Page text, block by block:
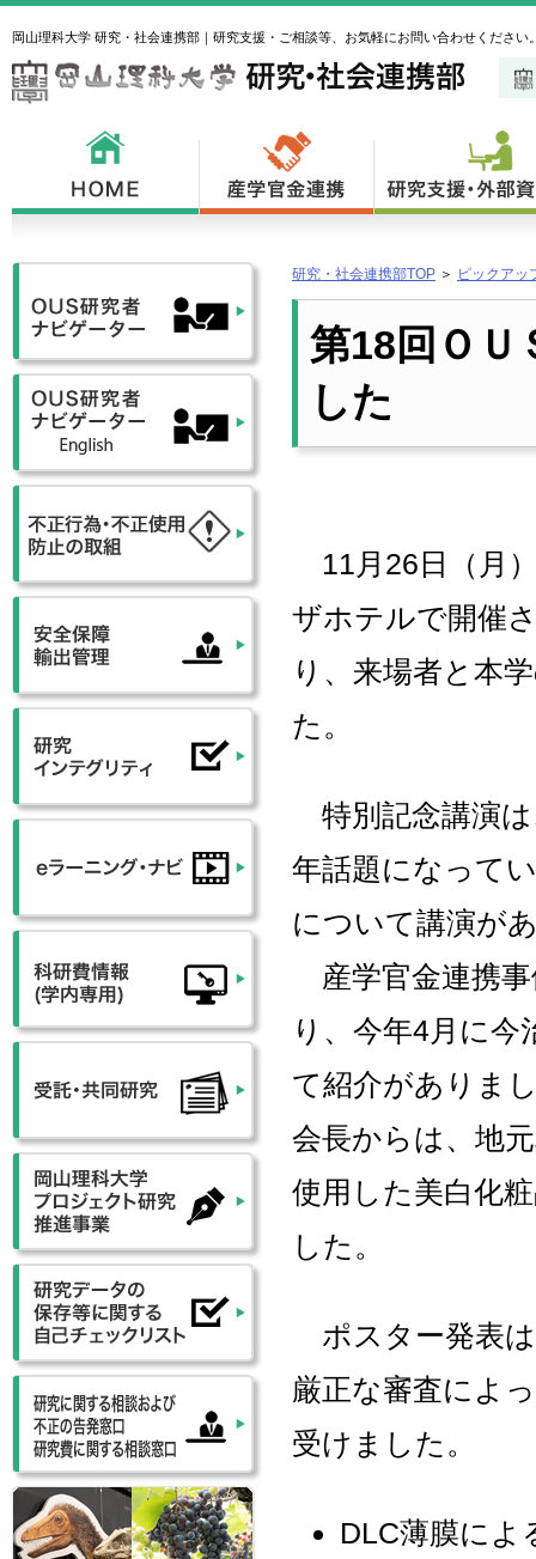
岡山理科大学 研究・社会連携部｜研究支援・ご相談等、お気軽にお問い合わせください
研究・社会連携部TOP ＞ ピックアッ
第18回ＯＵ
した
11月26日（月
ザホテルで開催
り、来場者と本
た。
特別記念講演は
年話題になって
について講演が
産学官金連携事
り、今年4月に
て紹介がありま
会長からは、地
使用した美白化
した。
ポスター発表
厳正な審査によ
受けました。
DLC薄膜に